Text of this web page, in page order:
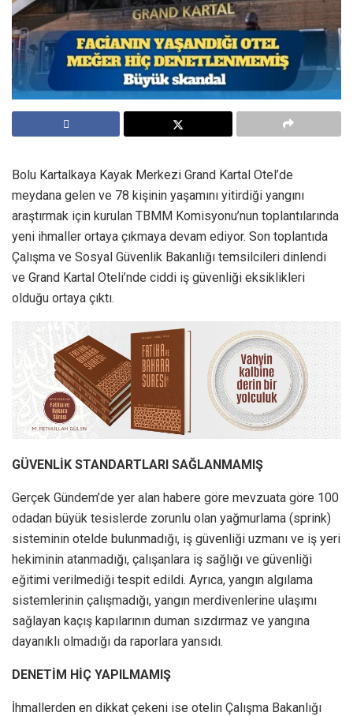
Bolu Kartalkaya Kayak Merkezi Grand Kartal Otel’de
meydana gelen ve 78 kişinin yaşamını yitirdiği yangını
araştırmak için kurulan TBMM Komisyonu’nun toplantılarında
yeni ihmaller ortaya çıkmaya devam ediyor. Son toplantıda
Çalışma ve Sosyal Güvenlik Bakanlığı temsilcileri dinlendi
ve Grand Kartal Oteli’nde ciddi iş güvenliği eksiklikleri
olduğu ortaya çıktı.
GÜVENLİK STANDARTLARI SAĞLANMAMIŞ
Gerçek Gündem’de yer alan habere göre mevzuata göre 100
odadan büyük tesislerde zorunlu olan yağmurlama (sprink)
sisteminin otelde bulunmadığı, iş güvenliği uzmanı ve iş yeri
hekiminin atanmadığı, çalışanlara iş sağlığı ve güvenliği
eğitimi verilmediği tespit edildi. Ayrıca, yangın algılama
sistemlerinin çalışmadığı, yangın merdivenlerine ulaşımı
sağlayan kaçış kapılarının duman sızdırmaz ve yangına
dayanıklı olmadığı da raporlara yansıdı.
DENETİM HİÇ YAPILMAMIŞ
İhmallerden en dikkat çekeni ise otelin Çalışma Bakanlığı